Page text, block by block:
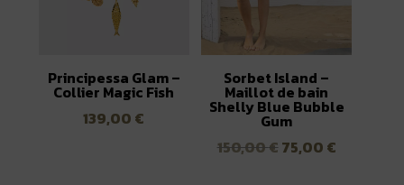
Principessa Glam –
Collier Magic Fish
139,00 €
Sorbet Island –
Maillot de bain
Shelly Blue Bubble
Gum
150,00€ Le
75,00 €Le